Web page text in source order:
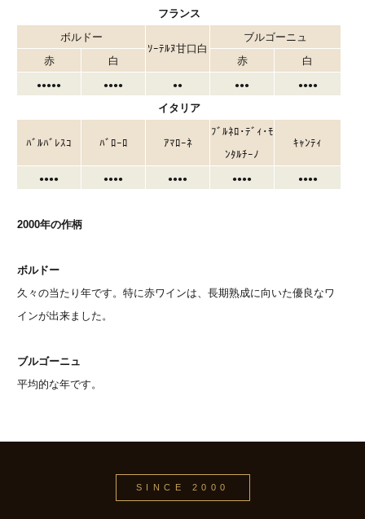
フランス
ボルドー
ｿｰﾃﾙﾇ甘口白
ブルゴーニュ
赤
白 赤 白
●●●●● ●●●● ●● ●●● ●●●●
イタリア
ﾊﾞﾙﾊﾞﾚｽｺ ﾊﾞﾛｰﾛ ｱﾏﾛｰﾈ
ﾌﾞﾙﾈﾛ･ﾃﾞｨ･ﾓ
ﾝﾀﾙﾁｰﾉ
ｷｬﾝﾃｨ
●●●● ●●●● ●●●● ●●●● ●●●●
2000年の作柄
ボルドー
久々の当たり年です。特に赤ワインは、長期熟成に向いた優良なワ
インが出来ました。
ブルゴーニュ
平均的な年です。
SINCE 2000